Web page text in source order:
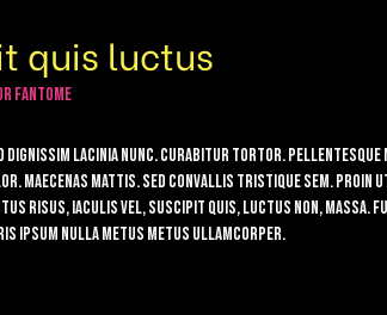
quis luctus
fantome
dignissim lacinia nunc. Curabitur tortor. Pellentesque
Maecenas mattis. Sed convallis tristique sem. Proin
risus, iaculis vel, suscipit quis, luctus non, massa.
ipsum nulla metus metus ullamcorper.